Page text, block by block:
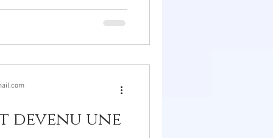
ou simplement la
de nombreuses victimes
souvent au maintien du
devenu une